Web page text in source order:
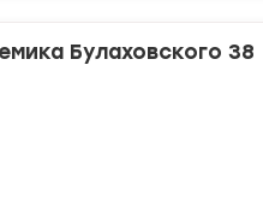
остановки общественного
Булаховского 38